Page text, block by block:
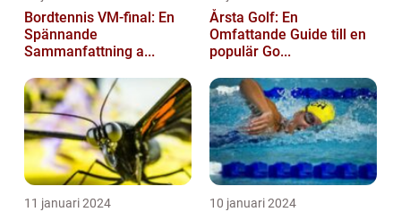
Bordtennis VM-final: En
Spännande
Sammanfattning a...
Årsta Golf: En
Omfattande Guide till en
populär Go...
11 januari 2024 10 januari 2024